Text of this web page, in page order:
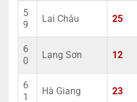
5
9
Lai Châu 25
6
0
Lạng Sơn 12
6
1
Hà Giang 23